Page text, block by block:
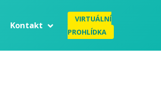
VIRTUÁLNÍ
PROHLÍDKA
Kontakt